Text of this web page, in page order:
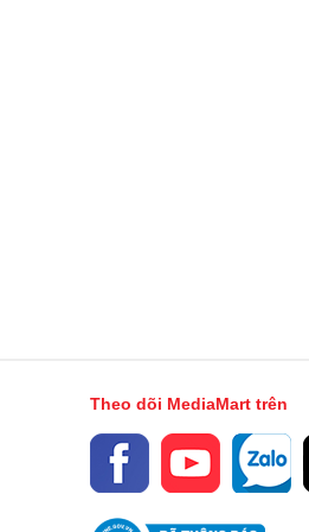
động Live Photos
Hiệu chỉnh ống kính
Hiệu chỉnh mắt đỏ nâng
Tự động chống rung hình
Theo dõi MediaMart trên